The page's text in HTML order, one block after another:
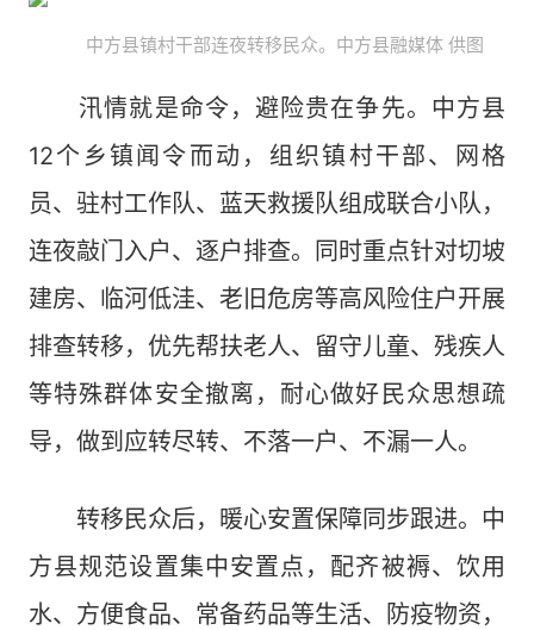
中方县镇村干部连夜转移民众。中方县融媒体 供图
汛情就是命令，避险贵在争先。中方县
12个乡镇闻令而动，组织镇村干部、网格
员、驻村工作队、蓝天救援队组成联合小队，
连夜敲门入户、逐户排查。同时重点针对切坡
建房、临河低洼、老旧危房等高风险住户开展
排查转移，优先帮扶老人、留守儿童、残疾人
等特殊群体安全撤离，耐心做好民众思想疏
导，做到应转尽转、不落一户、不漏一人。
转移民众后，暖心安置保障同步跟进。中
方县规范设置集中安置点，配齐被褥、饮用
水、方便食品、常备药品等生活、防疫物资，